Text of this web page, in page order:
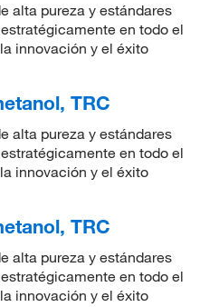
alta pureza y estándares
en todo el
innovación y el éxito
TRC
alta pureza y estándares
en todo el
innovación y el éxito
TRC
alta pureza y estándares
en todo el
innovación y el éxito